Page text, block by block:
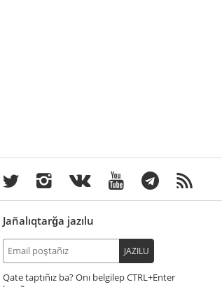
Jañalıqtarğa jazılu
JAZILU
Qate taptıñız ba? Onı belgilep
+Enter